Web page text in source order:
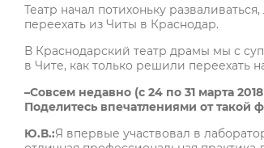
Театр начал потихоньку
переехать из Читы в Краснодар.
В Краснодарский театр драмы мы с
в Чите, как только решили переехать
–Совсем недавно (с 24 по 31 марта
Поделитесь впечатлениями от
Ю.В.:Я впервые участвовал в